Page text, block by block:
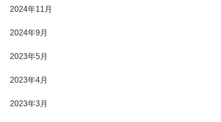
2024年11月
2024年9月
2023年5月
2023年4月
2023年3月